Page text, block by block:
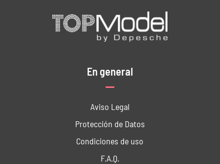
En general
Aviso Legal
Protección de Datos
Condiciones de uso
F.A.Q.